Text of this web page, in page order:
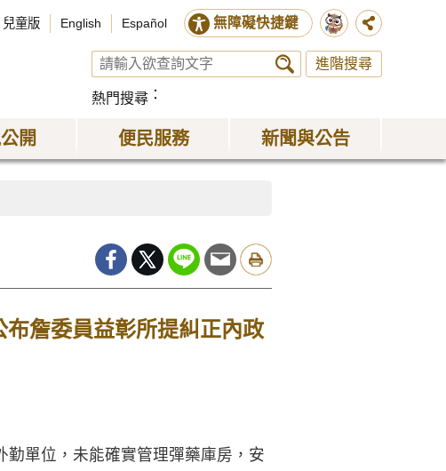
兒童版 English Español 無障礙快捷鍵
進階搜尋
熱門搜尋
開 便民服務 新聞與公告
詹委員益彰所提糾正內政
單位，未能確實管理彈藥庫房，安